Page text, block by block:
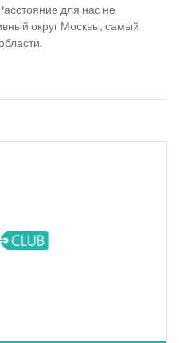
для нас не
округ Москвы, самый